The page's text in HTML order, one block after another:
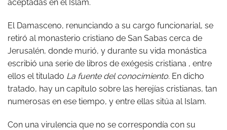
aceptadas en el Islam.
El Damasceno, renunciando a su cargo funcionarial, se
retiró al monasterio cristiano de San Sabas cerca de
Jerusalén, donde murió, y durante su vida monástica
escribió una serie de libros de exégesis cristiana , entre
ellos el titulado La fuente del conocimiento. En dicho
tratado, hay un capítulo sobre las herejías cristianas, tan
numerosas en ese tiempo, y entre ellas sitúa al Islam.
Con una virulencia que no se correspondía con su